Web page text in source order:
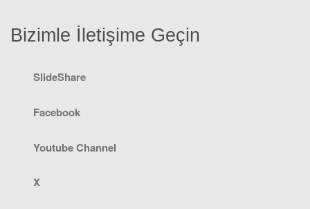
Bizimle İletişime Geçin
SlideShare
Facebook
Youtube Channel
X